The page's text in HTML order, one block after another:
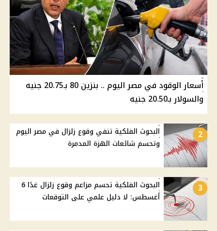
أسعار الوقود في مصر اليوم .. بنزين 80 بـ20.75 جنيه
والسولار بـ20.50 جنيه
2
البحوث الفلكية تنفي وقوع زلزال في مصر اليوم
وتحسم شائعات الهزة المدمرة
3
البحوث الفلكية تحسم مزاعم وقوع زلزال غدًا 6
أغسطس: لا دليل علمي على التوقعات